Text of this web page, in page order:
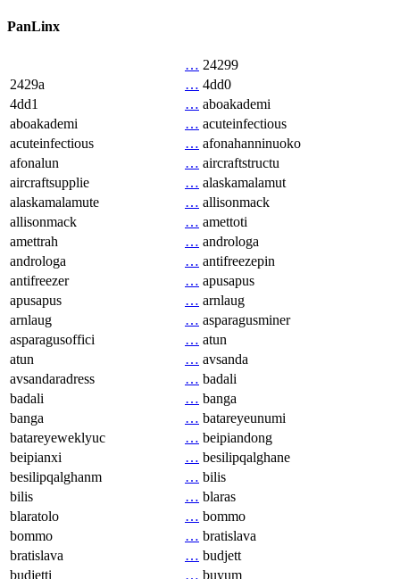
PanLinx
… 24299
2429a
… 4dd0
4dd1
… aboakademi
aboakademi
… acuteinfectious
acuteinfectious
… afonahanninuoko
afonalun
… aircraftstructu
aircraftsupplie
… alaskamalamut
alaskamalamute
… allisonmack
allisonmack
… amettoti
amettrah
… androloga
androloga
… antifreezepin
antifreezer
… apusapus
apusapus
… arnlaug
arnlaug
… asparagusminer
asparagusoffici
… atun
atun
… avsanda
avsandaradress
… badali
badali
… banga
banga
… batareyeunumi
batareyeweklyuc
… beipiandong
beipianxi
… besilipqalghane
besilipqalghanm
… bilis
bilis
… blaras
blaratolo
… bommo
bommo
… bratislava
bratislava
… budjett
budjetti
… buyum